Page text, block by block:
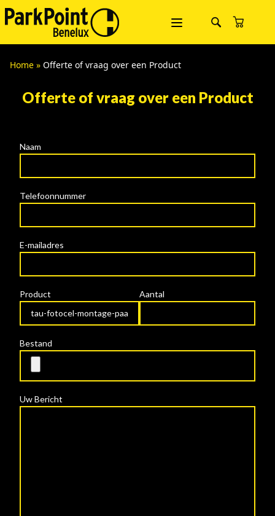
Home » Offerte of vraag over een Product
Offerte of vraag over een Product
Naam
Telefoonnummer
E-mailadres
Product Aantal
Bestand
Uw Bericht